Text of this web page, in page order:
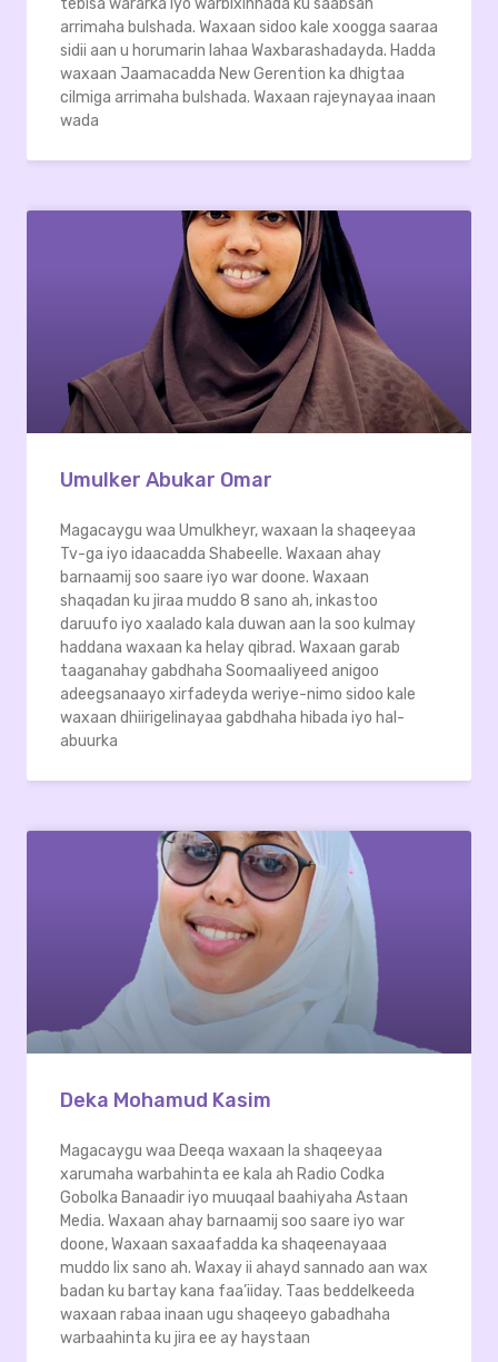
tebisa wararka iyo warbixinnada ku saabsan
arrimaha bulshada. Waxaan sidoo kale xoogga saaraa
sidii aan u horumarin lahaa Waxbarashadayda. Hadda
waxaan Jaamacadda New Gerention ka dhigtaa
cilmiga arrimaha bulshada. Waxaan rajeynayaa inaan
wada
Umulker Abukar Omar
Magacaygu waa Umulkheyr, waxaan la shaqeeyaa
Tv-ga iyo idaacadda Shabeelle. Waxaan ahay
barnaamij soo saare iyo war doone. Waxaan
shaqadan ku jiraa muddo 8 sano ah, inkastoo
daruufo iyo xaalado kala duwan aan la soo kulmay
haddana waxaan ka helay qibrad. Waxaan garab
taaganahay gabdhaha Soomaaliyeed anigoo
adeegsanaayo xirfadeyda weriye-nimo sidoo kale
waxaan dhiirigelinayaa gabdhaha hibada iyo hal-
abuurka
Deka Mohamud Kasim
Magacaygu waa Deeqa waxaan la shaqeeyaa
xarumaha warbahinta ee kala ah Radio Codka
Gobolka Banaadir iyo muuqaal baahiyaha Astaan
Media. Waxaan ahay barnaamij soo saare iyo war
doone, Waxaan saxaafadda ka shaqeenayaaa
muddo lix sano ah. Waxay ii ahayd sannado aan wax
badan ku bartay kana faa’iiday. Taas beddelkeeda
waxaan rabaa inaan ugu shaqeeyo gabadhaha
warbaahinta ku jira ee ay haystaan